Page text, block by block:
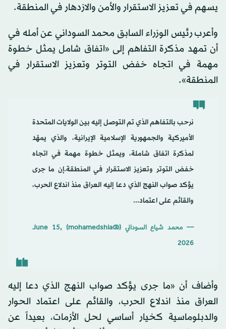
يسهم في تعزيز الاستقرار والأمن والازدهار في المنطقة.
وأعرب رئيس الوزراء السابق محمد السوداني عن أمله في
أن تمهد مذكرة التفاهم إلى «اتفاق شامل يمثل خطوة
مهمة في اتجاه خفض التوتر وتعزيز الاستقرار في
المنطقة».
نرحب بالتفاهم الذي تم التوصل إليه بين الولايات المتحدة
الأميركية والجمهورية الإسلامية الإيرانية، والذي يمهّد
لمذكرة اتفاق شاملة، ويمثل خطوة مهمة في اتجاه
خفض التوتر وتعزيز الاستقرار في المنطقة.إن ما جرى
يؤكد صواب النهج الذي دعا إليه العراق منذ اندلاع الحرب،
والقائم على اعتماد...
— محمد شياع السوداني (@mohamedshia) June 15,
2026
وأضاف أن «ما جرى يؤكد صواب النهج الذي دعا إليه
العراق منذ اندلاع الحرب، والقائم على اعتماد الحوار
والدبلوماسية كخيار أساسي لحل الأزمات، بعيداً عن